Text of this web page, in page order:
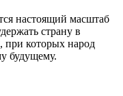
настоящий масштаб
страну в
при которых народ
будущему.